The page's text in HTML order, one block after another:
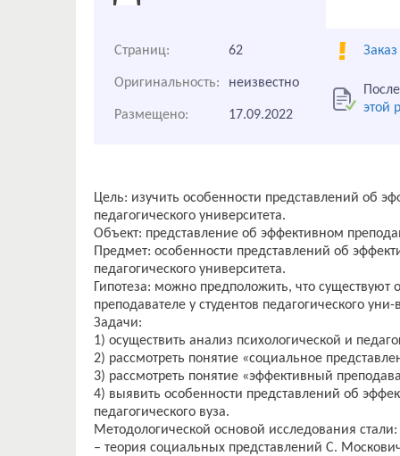
Страниц: 62
Оригинальность: неизвестно
этой
Размещено: 17.09.2022
Цель: изучить особенности представлений об
педагогического университета.
Объект: представление об эффективном
Предмет: особенности представлений об
педагогического университета.
Гипотеза: можно предположить, что
преподавателе у студентов педагогического уни-
Задачи:
1) осуществить анализ психологической и
2) рассмотреть понятие «социальное
3) рассмотреть понятие «эффективный
4) выявить особенности представлений об
педагогического вуза.
Методологической основой исследования стали:
– теория социальных представлений С.